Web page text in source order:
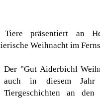
präsentiert an
Weihnacht im
Der "Gut Aiderbichl
auch in diesem Jahr
Tiergeschichten an den